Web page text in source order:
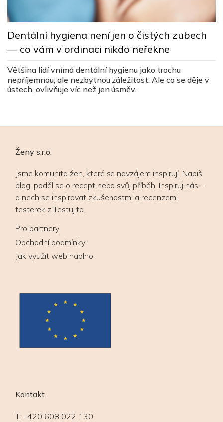
Dentální hygiena není jen o čistých zubech
— co vám v ordinaci nikdo neřekne
Většina lidí vnímá dentální hygienu jako trochu
nepříjemnou, ale nezbytnou záležitost. Ale co se děje v
ústech, ovlivňuje víc než jen úsměv.
Ženy s.r.o.
Jsme komunita žen, které se navzájem inspirují. Napiš
blog, poděl se o recept nebo svůj příběh. Inspiruj nás –
a nech se inspirovat zkušenostmi a recenzemi
testerek z Testuj.to.
Pro partnery
Obchodní podmínky
Jak využít web naplno
Kontakt
T: +420 608 022 130